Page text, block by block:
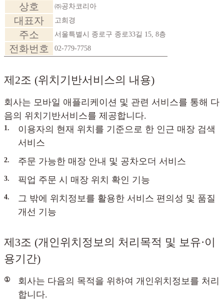
상호 ㈜공차코리아
대표자 고희경
주소 서울특별시 종로구 종로33길 15, 8층
전화번호 02-779-7758
제2조 (위치기반서비스의 내용)
회사는 모바일 애플리케이션 및 관련 서비스를 통해 다
음의 위치기반서비스를 제공합니다.
1.
이용자의 현재 위치를 기준으로 한 인근 매장 검색
서비스
2. 주문 가능한 매장 안내 및 공차오더 서비스
3. 픽업 주문 시 매장 위치 확인 기능
4.
그 밖에 위치정보를 활용한 서비스 편의성 및 품질
개선 기능
제3조 (개인위치정보의 처리목적 및 보유·이
용기간)
①
회사는 다음의 목적을 위하여 개인위치정보를 처리
합니다.